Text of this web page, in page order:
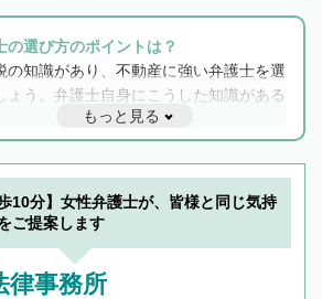
の選び方のポイントは？
の知識があり、不動産に強い弁護士を選
ょう。弁護士自身にこうした知識がある
業との連携もスムーズに進み、トラブル
みならず相続をトータルで任せることが
す。また、相続は感情がからむ分野なの
ーリングも重要です。実際に電話や面談
の弁護士と会話をしてウマが合う方に依
もっと見る
10分】女性弁護士が、皆様と同じ気持
ご提案します
律事務所